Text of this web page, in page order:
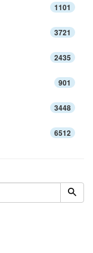
1101
3721
2435
901
3448
6512